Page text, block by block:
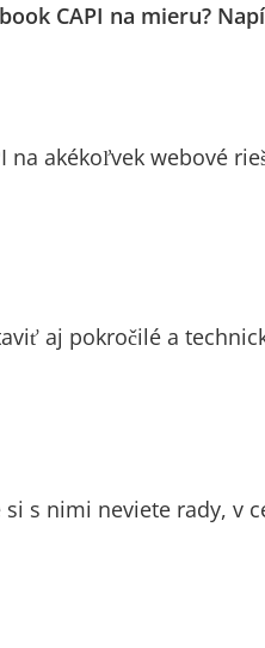
CAPI na mieru?
akékoľvek webové
aj pokročilé a
s nimi neviete rady, v